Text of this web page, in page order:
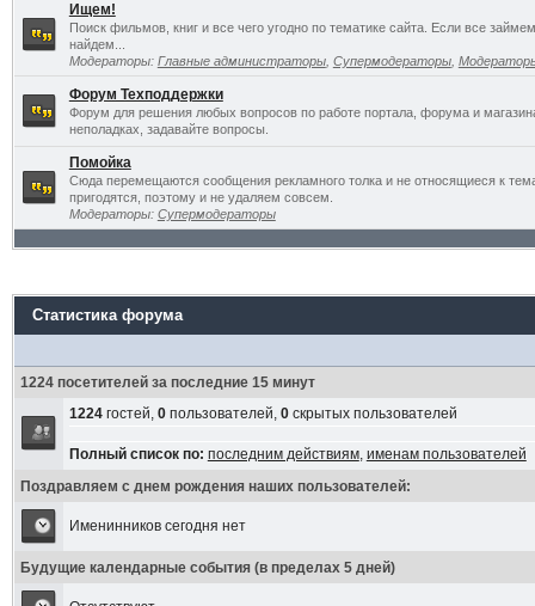
Ищем!
Поиск фильмов, книг и все чего угодно по тематике сайта. Если все
найдем...
Модераторы: Главные администраторы, Супермодераторы,
Форум Техподдержки
Форум для решения любых вопросов по работе портала, форума и
неполадках, задавайте вопросы.
Помойка
Сюда перемещаются сообщения рекламного толка и не относящиеся к
пригодятся, поэтому и не удаляем совсем.
Модераторы: Супермодераторы
Статистика форума
1224 посетителей за последние 15 минут
1224гостей, 0пользователей, 0скрытых пользователей
Полный список по: последним действиям, именам пользователей
Поздравляем с днем рождения наших пользователей:
Именинников сегодня нет
Будущие календарные события (в пределах 5 дней)